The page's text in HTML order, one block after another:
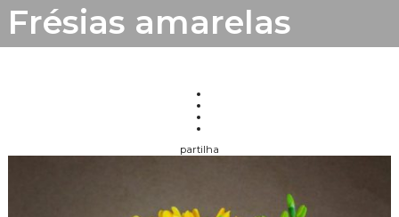
Frésias amarelas
partilha